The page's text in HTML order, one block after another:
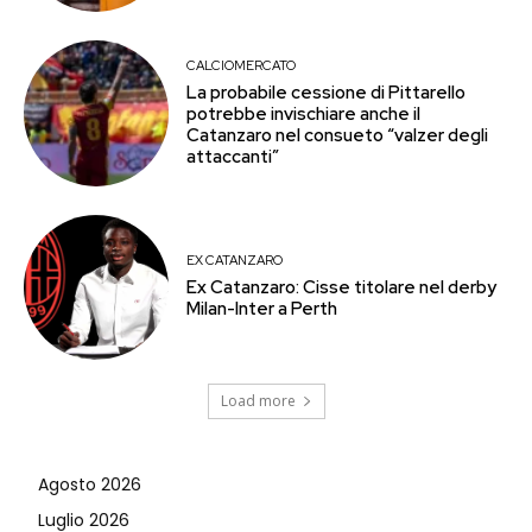
CALCIOMERCATO
La probabile cessione di Pittarello
potrebbe invischiare anche il
Catanzaro nel consueto “valzer degli
attaccanti”
EX CATANZARO
Ex Catanzaro: Cisse titolare nel derby
Milan-Inter a Perth
Load more
Agosto 2026
Luglio 2026